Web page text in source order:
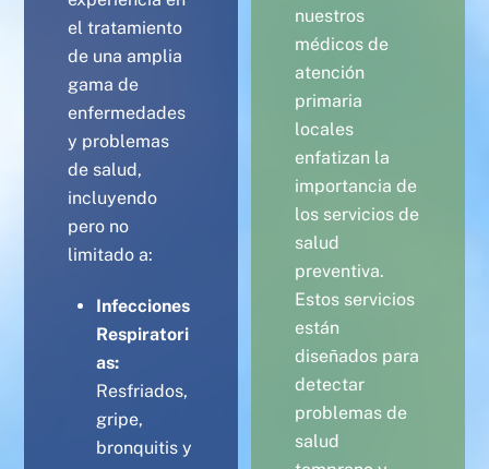
el tratamiento
de una amplia
gama de
enfermedades
y problemas
de salud,
incluyendo
pero no
limitado a:
Infecciones
Respiratori
as:
Resfriados,
gripe,
bronquitis y
nuestros
médicos de
atención
primaria
locales
enfatizan la
importancia de
los servicios de
salud
preventiva.
Estos servicios
están
diseñados para
detectar
problemas de
salud